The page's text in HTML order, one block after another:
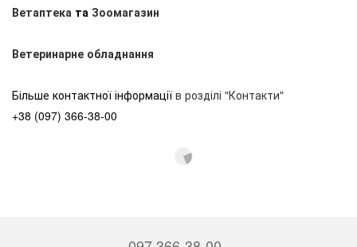
Ветаптека та Зоомагазин
Ветеринарне обладнання
Більше контактної інформації в розділі "Контакти"
+38 (097) 366-38-00